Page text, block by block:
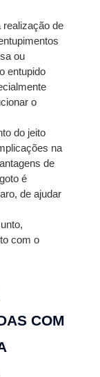
realização de
ou
entupido
o
do jeito
na
de
é
de ajudar
com o
COM